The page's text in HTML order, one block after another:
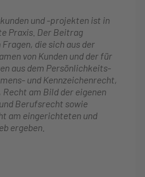
und -projekten ist in
Praxis. Der Beitrag
die sich aus der
von Kunden und der für
aus dem Persönlichkeits-
und Kennzeichenrecht,
am Bild der eigenen
Berufsrecht sowie
am eingerichteten und
ergeben.